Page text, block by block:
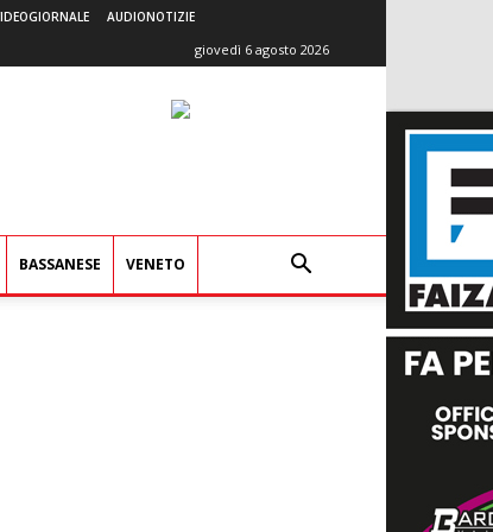
AUDIONOTIZIE
giovedì 6 agosto 2026
BASSANESE VENETO